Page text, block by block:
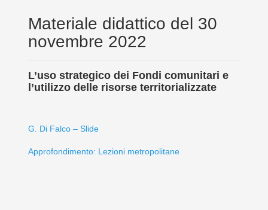
Materiale didattico del 30
novembre 2022
L’uso strategico dei Fondi comunitari e
l’utilizzo delle risorse territorializzate
G. Di Falco – Slide
Approfondimento: Lezioni metropolitane